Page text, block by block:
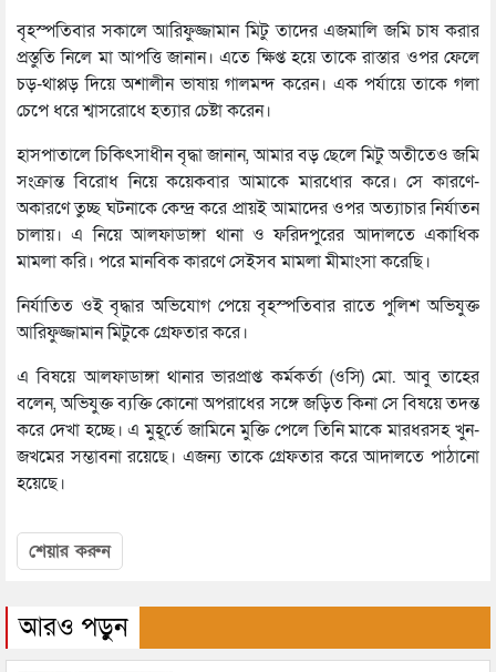
বৃহস্পতিবার সকালে আরিফুজ্জামান মিটু তাদের এজমালি জমি চাষ করার
প্রস্তুতি নিলে মা আপত্তি জানান। এতে ক্ষিপ্ত হয়ে তাকে রাস্তার ওপর ফেলে
চড়-থাপ্পড় দিয়ে অশালীন ভাষায় গালমন্দ করেন। এক পর্যায়ে তাকে গলা
চেপে ধরে শ্বাসরোধে হত্যার চেষ্টা করেন।
হাসপাতালে চিকিৎসাধীন বৃদ্ধা জানান, আমার বড় ছেলে মিটু অতীতেও জমি
সংক্রান্ত বিরোধ নিয়ে কয়েকবার আমাকে মারধোর করে। সে কারণে-
অকারণে তুচ্ছ ঘটনাকে কেন্দ্র করে প্রায়ই আমাদের ওপর অত্যাচার নির্যাতন
চালায়। এ নিয়ে আলফাডাঙ্গা থানা ও ফরিদপুরের আদালতে একাধিক
মামলা করি। পরে মানবিক কারণে সেইসব মামলা মীমাংসা করেছি।
নির্যাতিত ওই বৃদ্ধার অভিযোগ পেয়ে বৃহস্পতিবার রাতে পুলিশ অভিযুক্ত
আরিফুজ্জামান মিটুকে গ্রেফতার করে।
এ বিষয়ে আলফাডাঙ্গা থানার ভারপ্রাপ্ত কর্মকর্তা (ওসি) মো. আবু তাহের
বলেন, অভিযুক্ত ব্যক্তি কোনো অপরাধের সঙ্গে জড়িত কিনা সে বিষয়ে তদন্ত
করে দেখা হচ্ছে। এ মুহূর্তে জামিনে মুক্তি পেলে তিনি মাকে মারধরসহ খুন-
জখমের সম্ভাবনা রয়েছে। এজন্য তাকে গ্রেফতার করে আদালতে পাঠানো
হয়েছে।
শেয়ার করুন
আরও পড়ুন